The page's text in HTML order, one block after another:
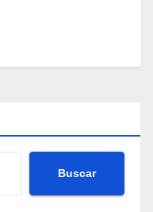
Buscar